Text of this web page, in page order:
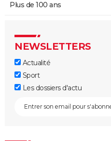
Plus de 100 ans
NEWSLETTERS
Actualité
Sport
Les dossiers d'actu